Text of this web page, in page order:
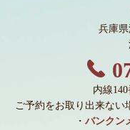
兵庫県
内線
ご予約をお取り出来ない
・ バンクン